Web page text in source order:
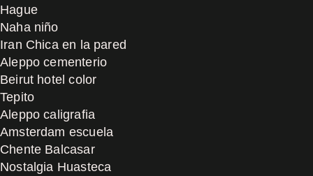
Hague
Naha niño
Iran Chica en la pared
Aleppo cementerio
Beirut hotel color
Tepito
Aleppo caligrafia
Amsterdam escuela
Chente Balcasar
Nostalgia Huasteca